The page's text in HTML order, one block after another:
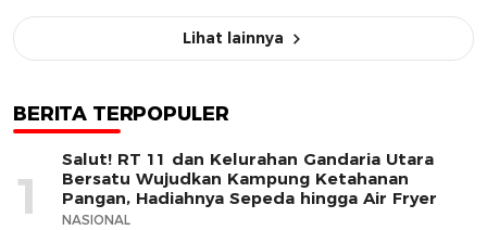
Lihat lainnya
BERITA TERPOPULER
1
Salut! RT 11 dan Kelurahan Gandaria Utara
Bersatu Wujudkan Kampung Ketahanan
Pangan, Hadiahnya Sepeda hingga Air Fryer
NASIONAL